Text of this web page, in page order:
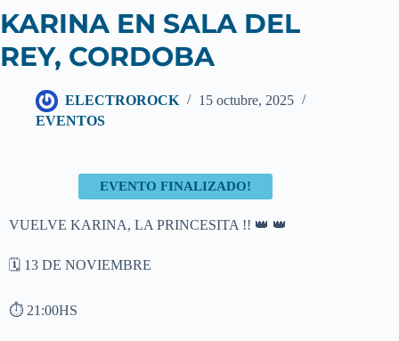
KARINA EN SALA DEL
REY, CORDOBA
ELECTROROCK
15 octubre, 2025
EVENTOS
EVENTO FINALIZADO!
VUELVE KARINA, LA PRINCESITA !! 👑 👑
🗓️ 13 DE NOVIEMBRE
⏱️ 21:00HS